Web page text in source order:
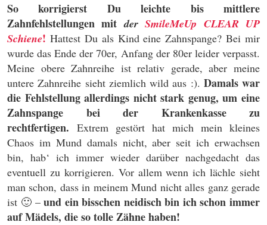
So korrigierst Du leichte bis mittlere
Zahnfehlstellungen mitderSmileMeUp CLEAR UP
Schiene! Hattest Du als Kind eine Zahnspange? Bei mir
wurde das Ende der 70er, Anfang der 80er leider verpasst.
Meine obere Zahnreihe ist relativ gerade, aber meine
untere Zahnreihe sieht ziemlich wild aus :). Damals war
die Fehlstellung allerdings nicht stark genug, um eine
Zahnspange bei der Krankenkasse zu
rechtfertigen. Extrem gestört hat mich mein kleines
Chaos im Mund damals nicht, aber seit ich erwachsen
bin, hab‘ ich immer wieder darüber nachgedacht das
eventuell zu korrigieren. Vor allem wenn ich lächle sieht
man schon, dass in meinem Mund nicht alles ganz gerade
ist 🙂 –und ein bisschen neidisch bin ich schon immer
auf Mädels, die so tolle Zähne haben!